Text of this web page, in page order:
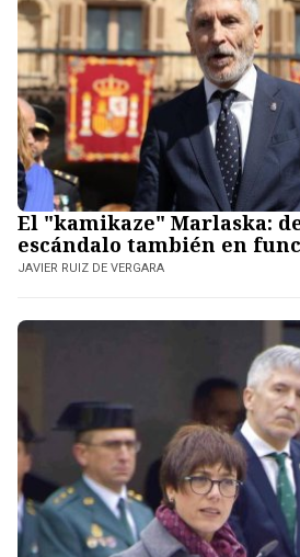
El "kamikaze" Marlaska:
escándalo también en
JAVIER RUIZ DE VERGARA